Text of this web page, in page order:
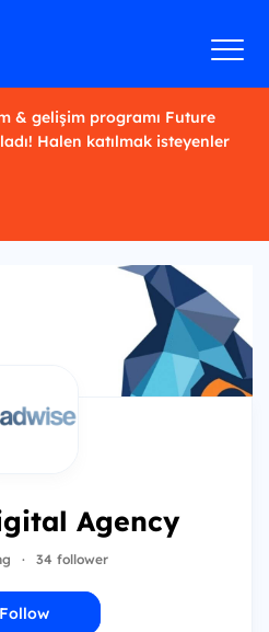
& gelişim programı Future
Halen katılmak isteyenler
Agency
· 34 follower
Follow